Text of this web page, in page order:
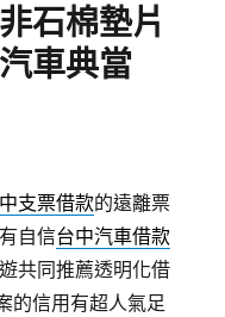
石棉墊片
車典當
支票借款的遠離票
自信台中汽車借款
共同推薦透明化借
的信用有超人氣足